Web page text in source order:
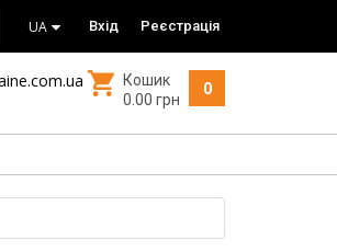
UA Вхід Реєстрація
0
Кошик
0.00 грн